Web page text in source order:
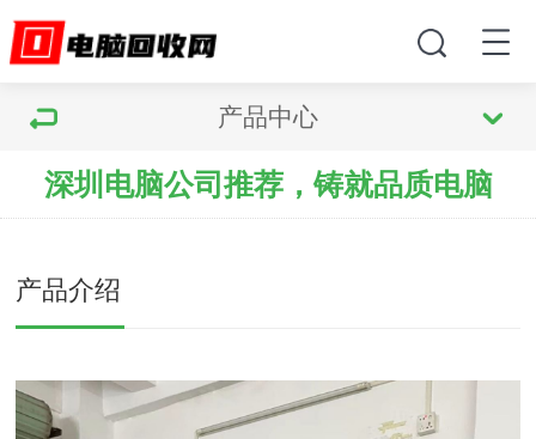
产品中心
深圳电脑公司推荐，铸就品质电脑
产品介绍